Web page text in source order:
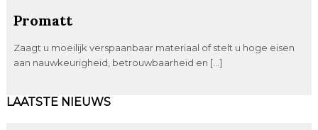
Promatt
Zaagt u moeilijk verspaanbaar materiaal of stelt u hoge eisen
aan nauwkeurigheid, betrouwbaarheid en […]
LAATSTE NIEUWS